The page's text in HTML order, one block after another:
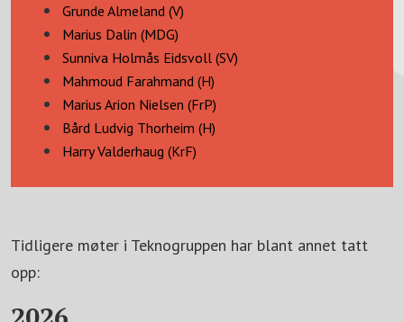
Grunde Almeland (V)
Marius Dalin (MDG)
Sunniva Holmås Eidsvoll (SV)
Mahmoud Farahmand (H)
Marius Arion Nielsen (FrP)
Bård Ludvig Thorheim (H)
Harry Valderhaug (KrF)
Tidligere møter i Teknogruppen har blant annet tatt
opp: